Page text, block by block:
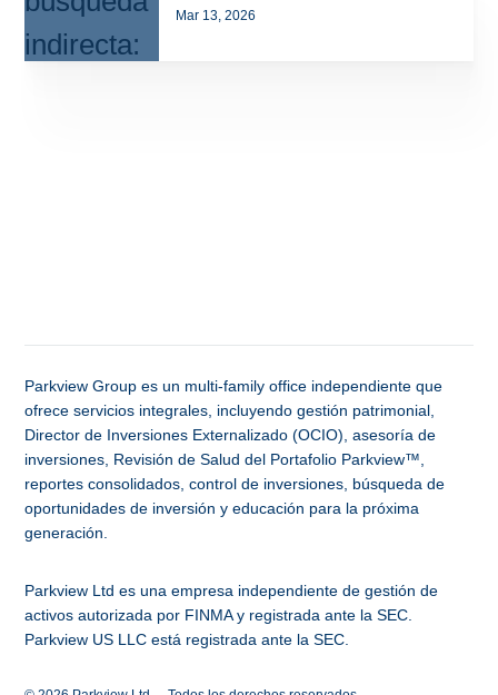
Mar 13, 2026
Parkview Group es un multi-family office independiente que
ofrece servicios integrales, incluyendo gestión patrimonial,
Director de Inversiones Externalizado (OCIO), asesoría de
inversiones, Revisión de Salud del Portafolio Parkview™,
reportes consolidados, control de inversiones, búsqueda de
oportunidades de inversión y educación para la próxima
generación.
Parkview Ltd es una empresa independiente de gestión de
activos autorizada por FINMA y registrada ante la SEC.
Parkview US LLC está registrada ante la SEC.